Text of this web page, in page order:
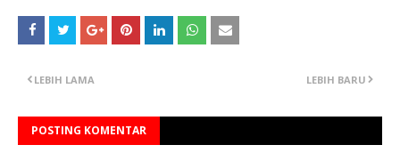
LEBIH BARU
LEBIH LAMA
POSTING KOMENTAR